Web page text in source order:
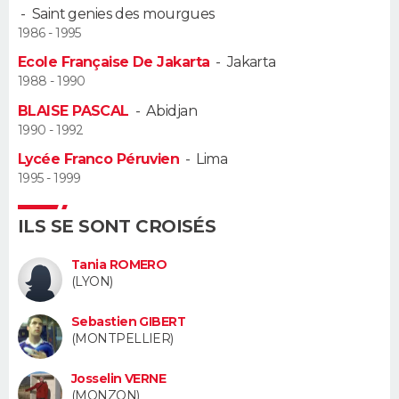
Alimentation
Guide de la santé
Maladies
Médicaments
Sommeil
VOYAGE
Destinations
City break
Voyage nature
Voyage de noces
Forum
Climat
+
PHOTO
GUIDES D'ACHAT
BONS PLANS
CARTE DE VOEUX
Dictionnaire
Biographies
Citations
Expressions
Proverbes
PROGRAMME TV
COPAINS D'AVANT
AVIS DE DÉCÈS
- Saint genies des mourgues
1986 - 1995
Ecole Française De Jakarta -Jakarta
1988 - 1990
BLAISE PASCAL - Abidjan
1990 - 1992
Lycée Franco Péruvien - Lima
1995 - 1999
ILS SE SONT CROISÉS
Tania ROMERO
(LYON)
Sebastien GIBERT
(MONTPELLIER)
Josselin VERNE
(MONZON)